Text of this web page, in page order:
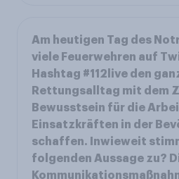
Am heutigen Tag des
viele Feuerwehren auf
Hashtag #112live den
Rettungsalltag mit dem
Bewusstsein für die
Einsatzkräften in der
schaffen. Inwieweit
folgenden Aussage zu?